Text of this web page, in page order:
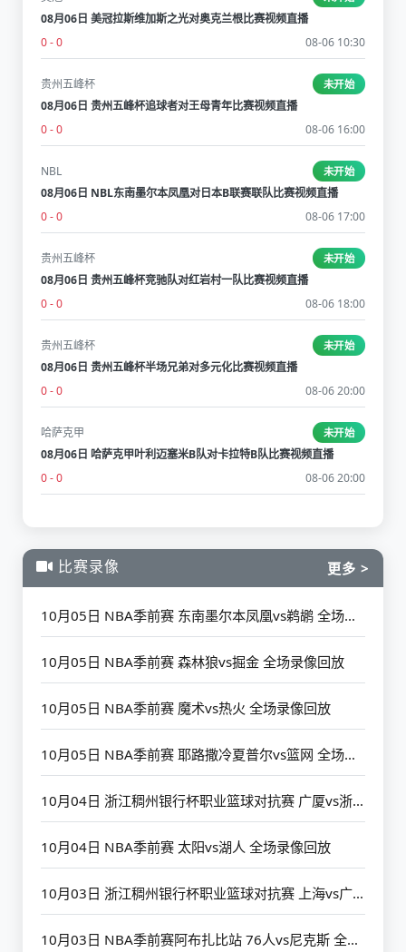
08月06日 美冠拉斯维加斯之光对奥克兰根比赛视频直播
0 - 0
08-06 10:30
贵州五峰杯 未开始
08月06日 贵州五峰杯追球者对王母青年比赛视频直播
0 - 0
08-06 16:00
NBL 未开始
08月06日 NBL东南墨尔本凤凰对日本B联赛联队比赛视频直播
0 - 0
08-06 17:00
贵州五峰杯 未开始
08月06日 贵州五峰杯竞驰队对红岩村一队比赛视频直播
0 - 0
08-06 18:00
贵州五峰杯 未开始
08月06日 贵州五峰杯半场兄弟对多元化比赛视频直播
0 - 0
08-06 20:00
哈萨克甲 未开始
08月06日 哈萨克甲叶利迈塞米B队对卡拉特B队比赛视频直播
0 - 0
08-06 20:00
比赛录像 更多 >
10月05日 NBA季前赛 东南墨尔本凤凰vs鹈鹕 全场录像回放
10月05日 NBA季前赛 森林狼vs掘金 全场录像回放
10月05日 NBA季前赛 魔术vs热火 全场录像回放
10月05日 NBA季前赛 耶路撒冷夏普尔vs篮网 全场录像回放
10月04日 浙江稠州银行杯职业篮球对抗赛 广厦vs浙江 全场录像回放
10月04日 NBA季前赛 太阳vs湖人 全场录像回放
10月03日 浙江稠州银行杯职业篮球对抗赛 上海vs广厦 全场录像回放
10月03日 NBA季前赛阿布扎比站 76人vs尼克斯 全场录像回放